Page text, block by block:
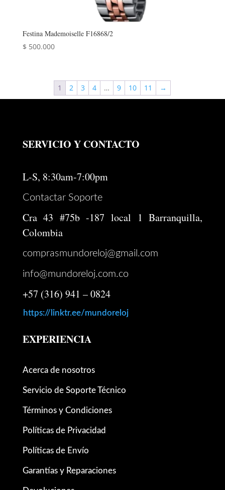
Festina Mademoiselle F16868/2
$ 500.000
1 2 3 4 … 9 10 11 →
SERVICIO Y CONTACTO
L-S, 8:30am-7:00pm
Contactar Soporte
Cra 43 #75b -187 local 1 Barranquilla,
Colombia
comprasmundoreloj@gmail.com
info@mundoreloj.com.co
+57 (316) 941 – 0824
https://linktr.ee/mundoreloj
EXPERIENCIA
Acerca de nosotros
Servicio de Soporte Técnico
Términos y Condiciones
Políticas de Privacidad
Políticas de Envío
Garantías y Reparaciones